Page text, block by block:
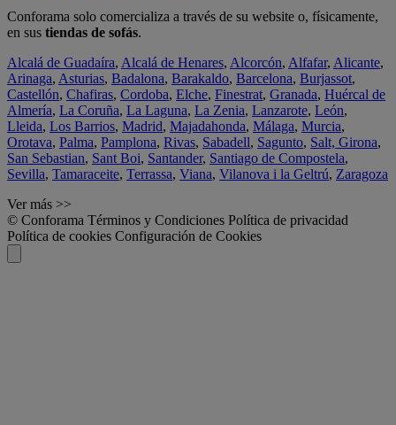
Conforama solo comercializa a través de su website o, físicamente,
en sus tiendas de sofás.
Alcalá de Guadaíra, Alcalá de Henares, Alcorcón, Alfafar, Alicante,
Arinaga, Asturias, Badalona, Barakaldo, Barcelona, Burjassot,
Castellón, Chafiras, Cordoba, Elche, Finestrat, Granada, Huércal de
Almería, La Coruña, La Laguna, La Zenia, Lanzarote, León,
Lleida, Los Barrios, Madrid, Majadahonda, Málaga, Murcia,
Orotava, Palma, Pamplona, Rivas, Sabadell, Sagunto, Salt, Girona,
San Sebastian, Sant Boi, Santander, Santiago de Compostela,
Sevilla, Tamaraceite, Terrassa, Viana, Vilanova i la Geltrú, Zaragoza
Ver más >>
© Conforama Términos y Condiciones Política de privacidad
Política de cookies Configuración de Cookies